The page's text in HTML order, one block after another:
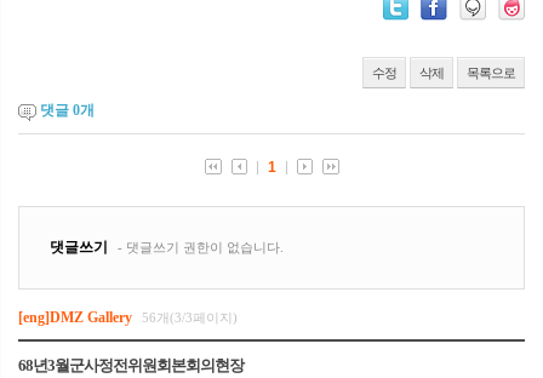
수정 삭제 목록으로
댓글 0개
[eng]DMZ Gallery 56개(3/3페이지)
68년3월군사정전위원회본회의현장